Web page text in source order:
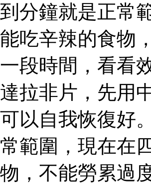
到分鐘就是正常
能吃辛辣的食物
一段時間，看看
達拉非片，先用
可以自我恢復好。
常範圍，現在在
物，不能勞累過